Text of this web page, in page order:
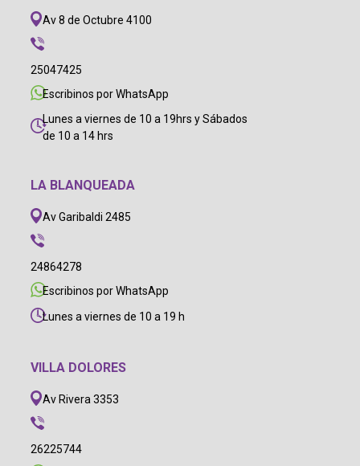
Av 8 de Octubre 4100
25047425
Escribinos por WhatsApp
Lunes a viernes de 10 a 19hrs y Sábados
de 10 a 14 hrs
LA BLANQUEADA
Av Garibaldi 2485
24864278
Escribinos por WhatsApp
Lunes a viernes de 10 a 19 h
VILLA DOLORES
Av Rivera 3353
26225744